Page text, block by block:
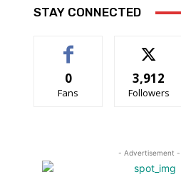
STAY CONNECTED
0
Fans
3,912
Followers
- Advertisement -